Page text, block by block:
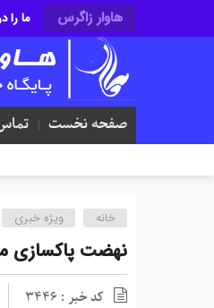
هاوار زاگرس ما را
صفحه نخست
خانه ویژه خبری
نهضت پاکسازی مسیر سیلاب
کد خبر : 3446